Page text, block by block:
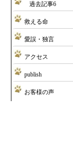
過去記事6
救える命
愛誤・独言
アクセス
publish
お客様の声